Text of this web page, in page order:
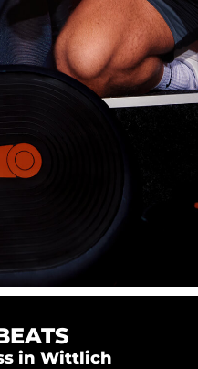
in Wittlich